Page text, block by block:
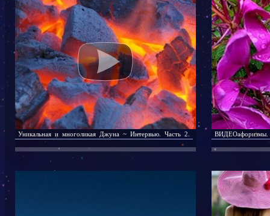
Уникальная и многоликая Джуна ~ Интервью. Часть 2.